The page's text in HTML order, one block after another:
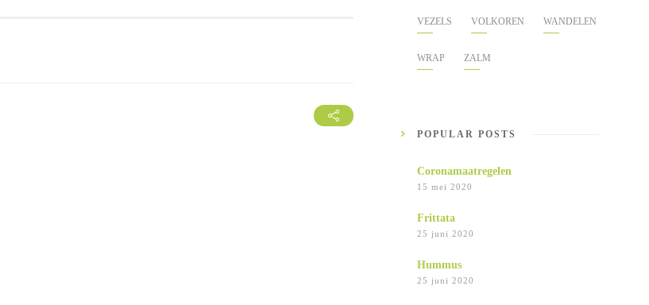
VEZELS VOLKOREN WANDELEN
WRAP ZALM
POPULAR POSTS
Coronamaatregelen
15 mei 2020
Frittata
25 juni 2020
Hummus
25 juni 2020